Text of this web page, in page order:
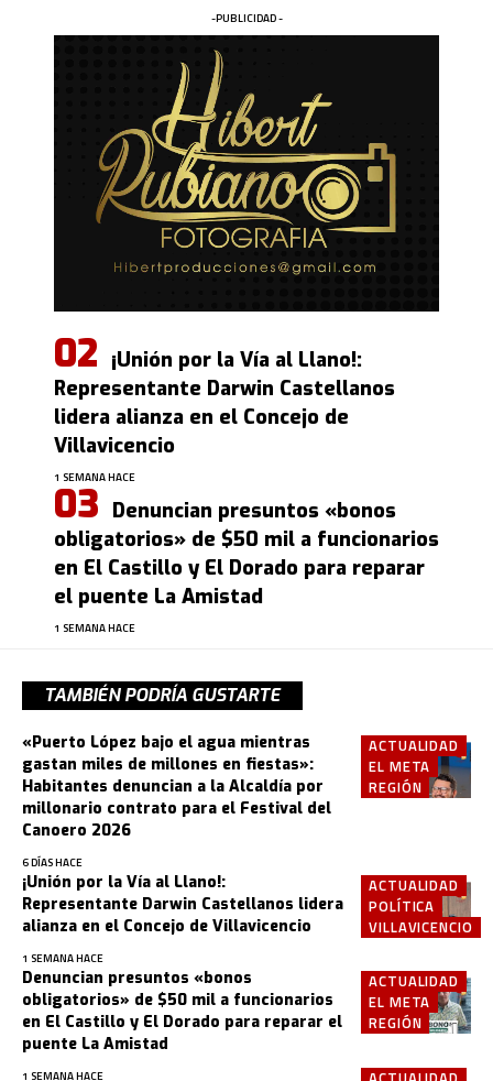
-PUBLICIDAD -
¡Unión por la Vía al Llano!:
Representante Darwin Castellanos
lidera alianza en el Concejo de
Villavicencio
1 SEMANA HACE
Denuncian presuntos «bonos
obligatorios» de $50 mil a funcionarios
en El Castillo y El Dorado para reparar
el puente La Amistad
1 SEMANA HACE
TAMBIÉN PODRÍA GUSTARTE
ACTUALIDAD
EL META
REGIÓN
«Puerto López bajo el agua mientras
gastan miles de millones en fiestas»:
Habitantes denuncian a la Alcaldía por
millonario contrato para el Festival del
Canoero 2026
6 DÍAS HACE
ACTUALIDAD
POLÍTICA
VILLAVICENCIO
¡Unión por la Vía al Llano!:
Representante Darwin Castellanos lidera
alianza en el Concejo de Villavicencio
1 SEMANA HACE
ACTUALIDAD
EL META
REGIÓN
Denuncian presuntos «bonos
obligatorios» de $50 mil a funcionarios
en El Castillo y El Dorado para reparar el
puente La Amistad
1 SEMANA HACE